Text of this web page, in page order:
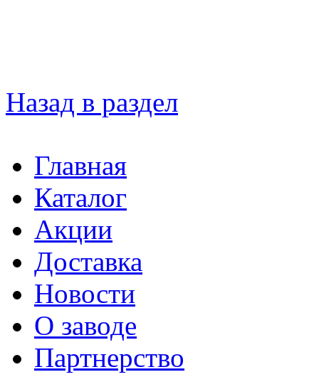
Назад в раздел
Главная
Каталог
Акции
Доставка
Новости
О заводе
Партнерство